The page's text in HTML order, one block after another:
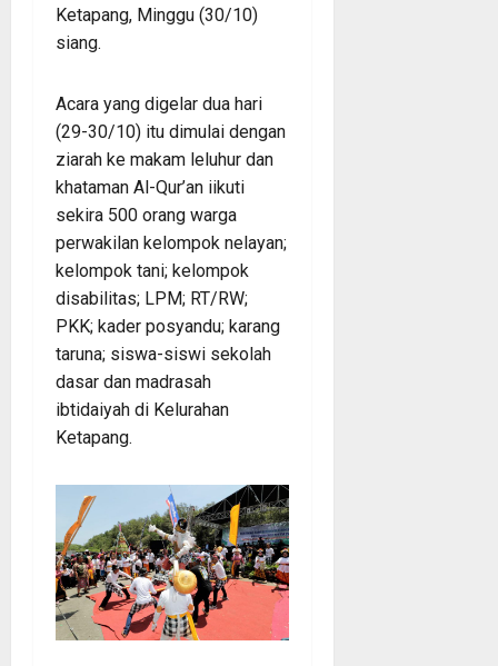
Ketapang, Minggu (30/10)
siang.
Acara yang digelar dua hari
(29-30/10) itu dimulai dengan
ziarah ke makam leluhur dan
khataman Al-Qur’an iikuti
sekira 500 orang warga
perwakilan kelompok nelayan;
kelompok tani; kelompok
disabilitas; LPM; RT/RW;
PKK; kader posyandu; karang
taruna; siswa-siswi sekolah
dasar dan madrasah
ibtidaiyah di Kelurahan
Ketapang.